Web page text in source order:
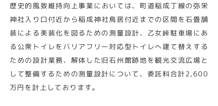
歴史的風致維持向上事業においては、町道稲成丁線の弥栄
神社入り口付近から稲成神社鳥居付近までの区間を石畳舗
装による美装化を図るための測量設計、乙女峠駐車場にあ
る公衆トイレをバリアフリー対応型トイレへ建て替えする
ための設計業務、解体した旧石州館跡地を観光交流広場と
して整備するための測量設計について、委託料合計2,600
万円を計上しております。